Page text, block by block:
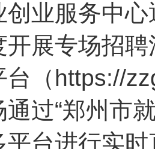
创业服务中
开展专场招
台（https://
过“郑州市
台进行实